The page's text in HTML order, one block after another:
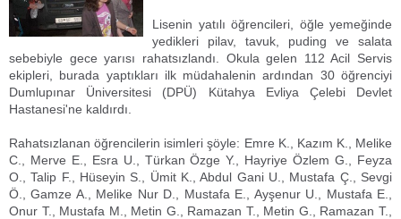
Lisenin yatılı öğrencileri, öğle yemeğinde
yedikleri pilav, tavuk, puding ve salata
sebebiyle gece yarısı rahatsızlandı. Okula gelen 112 Acil Servis
ekipleri, burada yaptıkları ilk müdahalenin ardından 30 öğrenciyi
Dumlupınar Üniversitesi (DPÜ) Kütahya Evliya Çelebi Devlet
Hastanesi'ne kaldırdı.
Rahatsızlanan öğrencilerin isimleri şöyle: Emre K., Kazım K., Melike
C., Merve E., Esra U., Türkan Özge Y., Hayriye Özlem G., Feyza
O., Talip F., Hüseyin S., Ümit K., Abdul Gani U., Mustafa Ç., Sevgi
Ö., Gamze A., Melike Nur D., Mustafa E., Ayşenur U., Mustafa E.,
Onur T., Mustafa M., Metin G., Ramazan T., Metin G., Ramazan T.,